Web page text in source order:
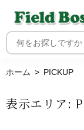
ホーム PICKUP
表示エリア: